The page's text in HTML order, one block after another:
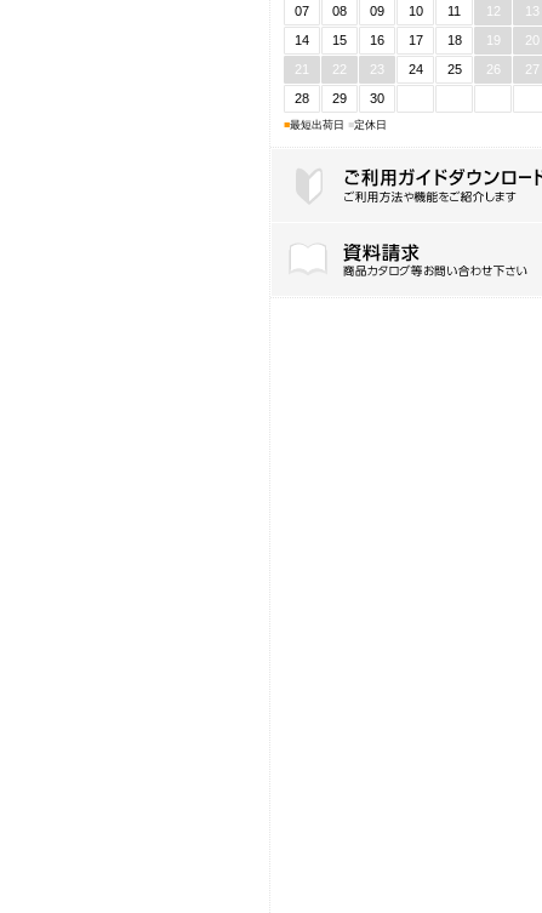
07
08 09 10 11 12
13
14
15 16 17 18 19
20
21
22 23 24 25 26
27
28
29 30
■最短出荷日 ■定休日